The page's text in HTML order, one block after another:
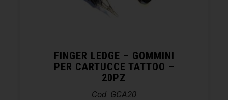
FINGER LEDGE – GOMMINI
PER CARTUCCE TATTOO –
20PZ
Cod. GCA20